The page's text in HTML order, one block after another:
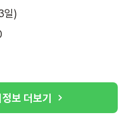
일)
보 더보기